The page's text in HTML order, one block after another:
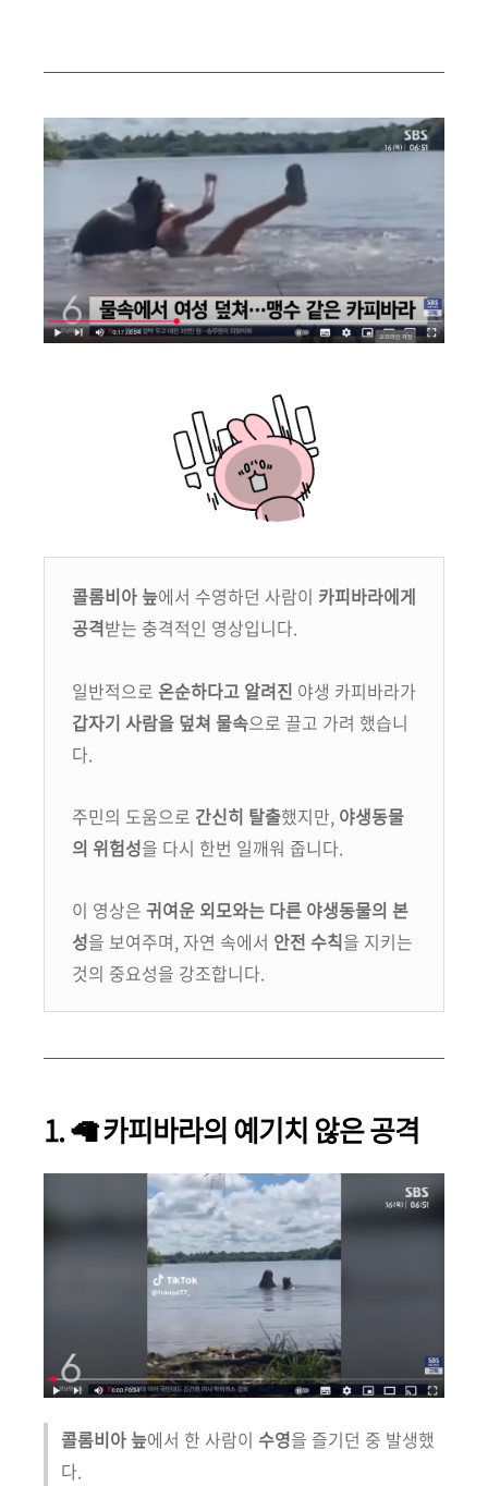
콜롬비아 늪에서 수영하던 사람이 카피바라에게
공격받는 충격적인 영상입니다.
일반적으로 온순하다고 알려진 야생 카피바라가
갑자기 사람을 덮쳐 물속으로 끌고 가려 했습니
다.
주민의 도움으로 간신히 탈출했지만, 야생동물
의 위험성을 다시 한번 일깨워 줍니다.
이 영상은 귀여운 외모와는 다른 야생동물의 본
성을 보여주며, 자연 속에서 안전 수칙을 지키는
것의 중요성을 강조합니다.
1. 🦙 카피바라의 예기치 않은 공격
콜롬비아 늪에서 한 사람이 수영을 즐기던 중 발생했
다.